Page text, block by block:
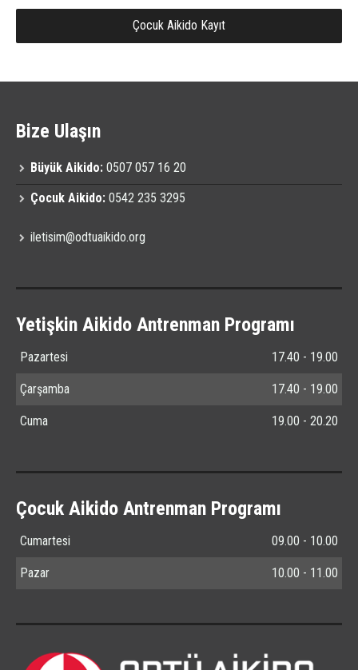
Çocuk Aikido Kayıt
Bize Ulaşın
Büyük Aikido: 0507 057 16 20
Çocuk Aikido: 0542 235 3295
iletisim@odtuaikido.org
Yetişkin Aikido Antrenman Programı
Pazartesi 17.40 - 19.00
Çarşamba 17.40 - 19.00
Cuma 19.00 - 20.20
Çocuk Aikido Antrenman Programı
Cumartesi 09.00 - 10.00
Pazar 10.00 - 11.00